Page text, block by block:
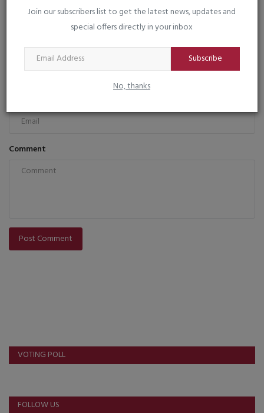
Join our subscribers list to get the latest news, updates and
special offers directly in your inbox
Subscribe
No, thanks
FACEBOOK COMMENTS
Name
Comment
Post Comment
VOTING POLL
FOLLOW US